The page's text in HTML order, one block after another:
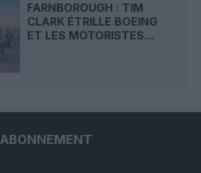
FARNBOROUGH : TIM
CLARK ÉTRILLE BOEING
ET LES MOTORISTES...
ABONNEMENT